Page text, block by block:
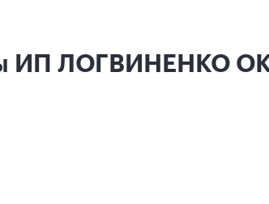
ИП ЛОГВИНЕНКО